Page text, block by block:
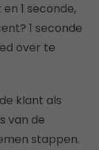
1 seconde,
1 seconde
over te
klant als
van de
stappen.